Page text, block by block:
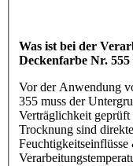
Was ist bei der
Deckenfarbe Nr.
Vor der Anwendung
355 muss der
Verträglichkeit geprüft
Trocknung sind